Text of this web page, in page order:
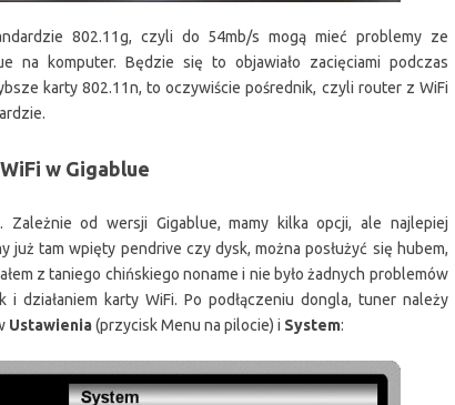
802.11g, czyli do 54mb/s mogą mieć problemy ze
na komputer. Będzie się to objawiało zacięciami podczas
karty 802.11n, to oczywiście pośrednik, czyli router z WiFi
w Gigablue
Zależnie od wersji Gigablue, mamy kilka opcji, ale najlepiej
już tam wpięty pendrive czy dysk, można posłużyć się hubem,
z taniego chińskiego noname i nie było żadnych problemów
działaniem karty WiFi. Po podłączeniu dongla, tuner należy
Ustawienia(przycisk Menu na pilocie) i System: